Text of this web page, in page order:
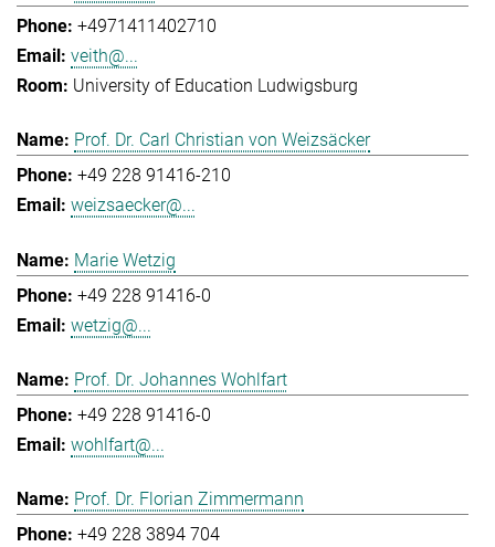
+4971411402710
veith@...
University of Education Ludwigsburg
Prof. Dr. Carl Christian von Weizsäcker
+49 228 91416-210
weizsaecker@...
Marie Wetzig
+49 228 91416-0
wetzig@...
Prof. Dr. Johannes Wohlfart
+49 228 91416-0
wohlfart@...
Prof. Dr. Florian Zimmermann
+49 228 3894 704